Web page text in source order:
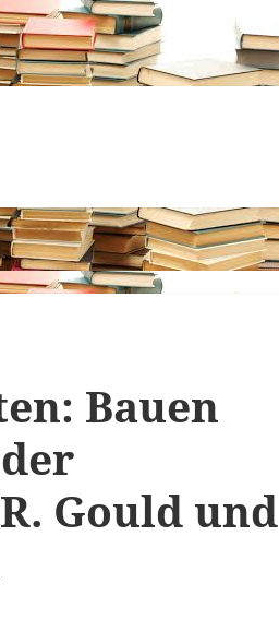
Bauen
Gould und